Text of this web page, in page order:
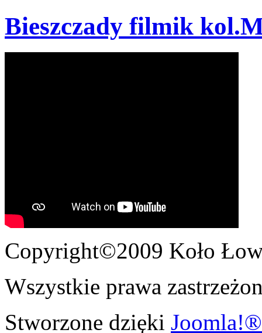
Bieszczady filmik
Copyright©2009 Koło
Wszystkie prawa
Stworzone dzięki Joomla!®